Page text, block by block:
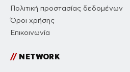
Πολιτική προστασίας δεδομένων
Όροι χρήσης
Επικοινωνία
//NETWORK